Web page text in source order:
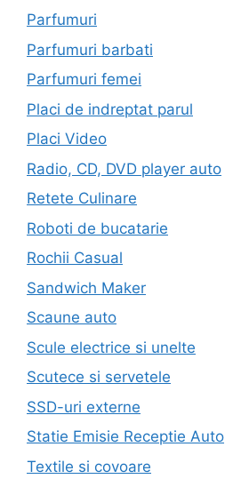
Parfumuri
Parfumuri barbati
Parfumuri femei
Placi de indreptat parul
Placi Video
Radio, CD, DVD player auto
Retete Culinare
Roboti de bucatarie
Rochii Casual
Sandwich Maker
Scaune auto
Scule electrice si unelte
Scutece si servetele
SSD-uri externe
Statie Emisie Receptie Auto
Textile si covoare